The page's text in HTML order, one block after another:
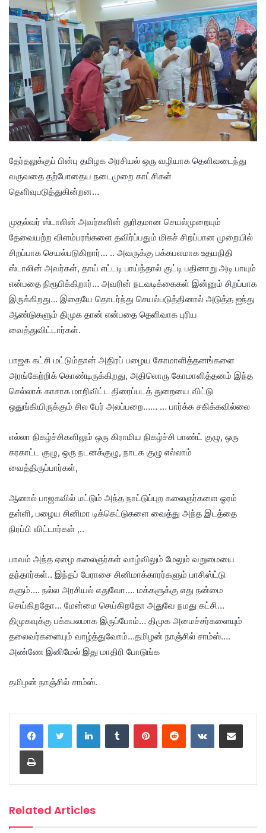
தேர்தலுக்குப் பின்பு தமிழக அரசியல் ஒரு வழியாக தெளிவடைந்து
வருவதை தற்போதைய நடைமுறை காட்சிகள்
தெளிவுபடுத்துகின்றன…
முதல்வர் ஸ்டாலின் அவர்களின் துரிதமான செயல்முறையும்
தேவையற்ற விளம்பரங்களை தவிர்ப்பதும் மிகச் சிறப்பான முறையில்
சிறப்பாக செயல்படுகிறார்… .. அவருக்கு பக்கபலமாக உதயநிதி
ஸ்டாலின் அவர்கள், தாய் எட்டடி பாய்ந்தால் குட்டி பதினாறு அடி பாயும்
என்பதை நிரூபிக்கிறார்… அவரின் நடவடிக்கைகள் இன்னும் சிறப்பாக
இருக்கிறது… இதையே தொடர்ந்து செயல்படுத்தினால் அடுத்த ஐந்து
ஆண்டுகளும் திமுக தான் என்பதை தெளிவாக புரிய
வைத்துவிட்டார்கள்.
பாஜக கட்சி மட்டும்தான் அதிரப் பழைய கோமாளித்தனங்களை
அரங்கேற்றிக் கொண்டிருக்கிறது, அதிலொரு கோமாளித்தனம் இந்த
செல்லாக் காசாக மாறிவிட்ட திரைப்படத் துறையை விட்டு
ஒதுங்கியிருக்கும் சில பேர் அலப்பறை…… … பார்க்க சகிக்கவில்லை
எல்லா நிகழ்ச்சிகளிலும் ஒரு கிராமிய நிகழ்ச்சி பாண்ட் குழு, ஒரு
கரகாட்ட குழு, ஒரு நடனக்குழு, நாடக குழு எல்லாம்
வைத்திருப்பார்கள்,
ஆனால் பாஜகவில் மட்டும் அந்த நாட்டுப்புற கலைஞர்களை ஓரம்
தள்ளி, பழைய சினிமா டிக்கெட்டுகளை வைத்து அந்த இடத்தை
நிரப்பி விட்டார்கள் ,..
பாவம் அந்த ஏழை கலைஞர்கள் வாழ்விலும் மேலும் வறுமையை
தந்தார்கள்.. இந்தப் பேராசை சினிமாக்காரர்களும் பாசிஸ்ட்டு
களும்…. நல்ல அரசியல் எதுவோ…. மக்களுக்கு எது நன்மை
செய்கிறதோ… மேன்மை செய்கிறதோ அதுவே நமது கட்சி…
திமுகவுக்கு பக்கபலமாக இருப்போம்… திமுக அமைச்சர்களையும்
தலைவர்களையும் வாழ்த்துவோம்…தமிழன் நாஞ்சில் சாம்ஸ்….
அண்ணே இனிமேல் இது மாதிரி போடுங்க
தமிழன் நாஞ்சில் சாம்ஸ்.
LinkedInTumblr PinterestReddit VKontakteShare via Email
Print
Related Articles